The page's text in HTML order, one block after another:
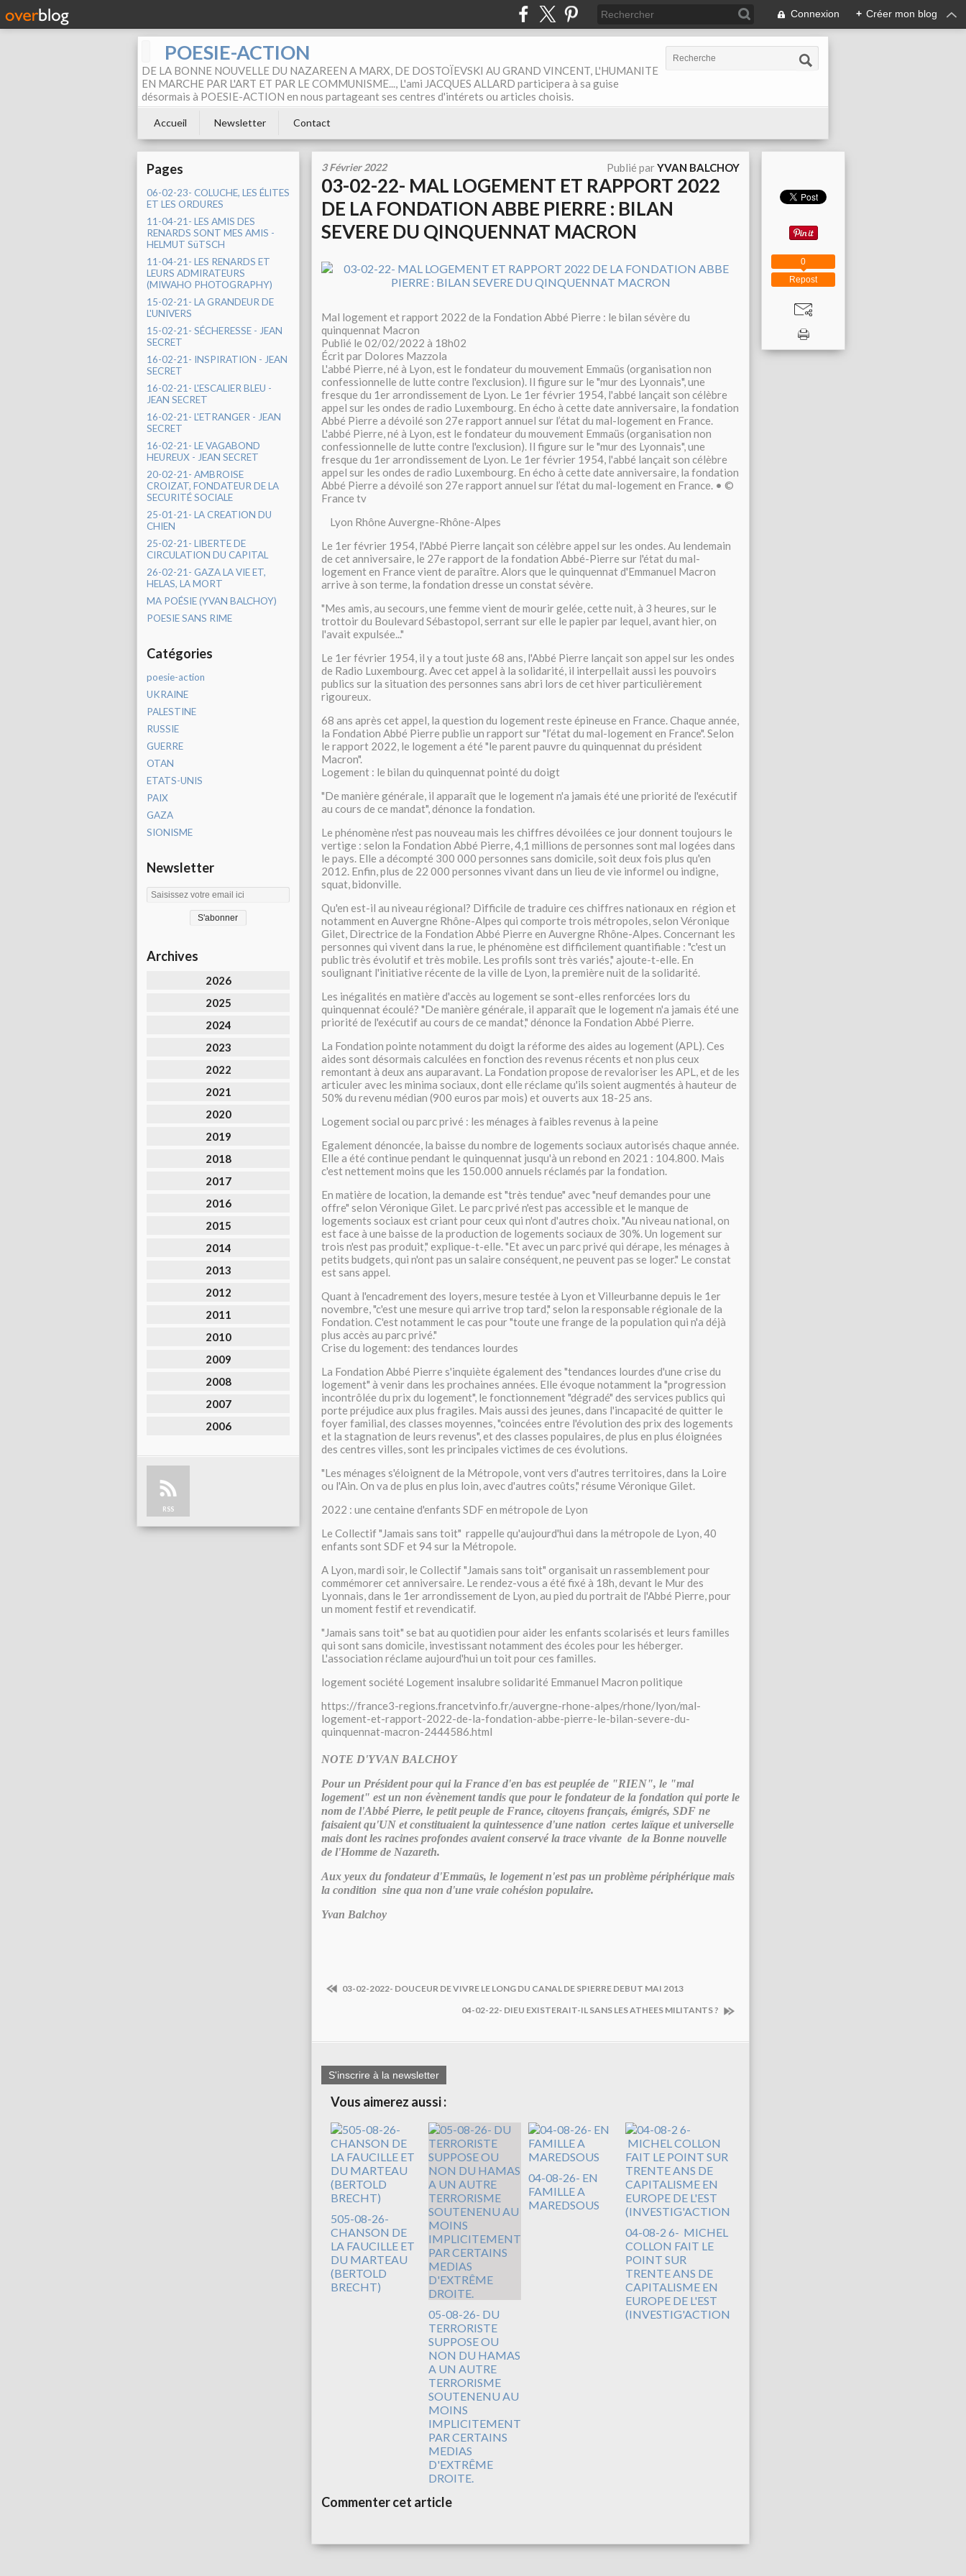
Connexion + Créer mon blog
POESIE-ACTION
DE LA BONNE NOUVELLE DU NAZAREEN A MARX, DE DOSTOÏEVSKI AU GRAND VINCENT, L'HUMANITE
EN MARCHE PAR L'ART ET PAR LE COMMUNISME..., L'ami JACQUES ALLARD participera à sa guise
désormais à POESIE-ACTION en nous partageant ses centres d'intérets ou articles choisis.
Accueil Newsletter Contact
Pages
06-02-23- COLUCHE, LES ÉLITES
ET LES ORDURES
11-04-21- LES AMIS DES
RENARDS SONT MES AMIS -
HELMUT SüTSCH
11-04-21- LES RENARDS ET
LEURS ADMIRATEURS
(MIWAHO PHOTOGRAPHY)
15-02-21- LA GRANDEUR DE
L'UNIVERS
15-02-21- SÉCHERESSE - JEAN
SECRET
16-02-21- INSPIRATION - JEAN
SECRET
16-02-21- L'ESCALIER BLEU -
JEAN SECRET
16-02-21- L'ETRANGER - JEAN
SECRET
16-02-21- LE VAGABOND
HEUREUX - JEAN SECRET
20-02-21- AMBROISE
CROIZAT, FONDATEUR DE LA
SECURITÉ SOCIALE
25-01-21- LA CREATION DU
CHIEN
25-02-21- LIBERTE DE
CIRCULATION DU CAPITAL
26-02-21- GAZA LA VIE ET,
HELAS, LA MORT
MA POÉSIE (YVAN BALCHOY)
POESIE SANS RIME
Catégories
poesie-action
UKRAINE
PALESTINE
RUSSIE
GUERRE
OTAN
ETATS-UNIS
PAIX
GAZA
SIONISME
Newsletter
Archives
2026
2025
2024
2023
2022
2021
2020
2019
2018
2017
2016
2015
2014
2013
2012
2011
2010
2009
2008
2007
2006
RSS
3 Février 2022 Publié parYVAN BALCHOY
03-02-22- MAL LOGEMENT ET RAPPORT 2022
DE LA FONDATION ABBE PIERRE : BILAN
SEVERE DU QINQUENNAT MACRON
Mal logement et rapport 2022 de la Fondation Abbé Pierre : le bilan sévère du
quinquennat Macron
Publié le 02/02/2022 à 18h02
Écrit par Dolores Mazzola
L'abbé Pierre, né à Lyon, est le fondateur du mouvement Emmaüs (organisation non
confessionnelle de lutte contre l'exclusion). Il figure sur le "mur des Lyonnais", une
fresque du 1er arrondissement de Lyon. Le 1er février 1954, l'abbé lançait son célèbre
appel sur les ondes de radio Luxembourg. En écho à cette date anniversaire, la fondation
Abbé Pierre a dévoilé son 27e rapport annuel sur l’état du mal-logement en France.
L'abbé Pierre, né à Lyon, est le fondateur du mouvement Emmaüs (organisation non
confessionnelle de lutte contre l'exclusion). Il figure sur le "mur des Lyonnais", une
fresque du 1er arrondissement de Lyon. Le 1er février 1954, l'abbé lançait son célèbre
appel sur les ondes de radio Luxembourg. En écho à cette date anniversaire, la fondation
Abbé Pierre a dévoilé son 27e rapport annuel sur l’état du mal-logement en France. • ©
France tv
Lyon Rhône Auvergne-Rhône-Alpes
Le 1er février 1954, l'Abbé Pierre lançait son célèbre appel sur les ondes. Au lendemain
de cet anniversaire, le 27e rapport de la fondation Abbé-Pierre sur l'état du mal-
logement en France vient de paraître. Alors que le quinquennat d'Emmanuel Macron
arrive à son terme, la fondation dresse un constat sévère.
"Mes amis, au secours, une femme vient de mourir gelée, cette nuit, à 3 heures, sur le
trottoir du Boulevard Sébastopol, serrant sur elle le papier par lequel, avant hier, on
l'avait expulsée..."
Le 1er février 1954, il y a tout juste 68 ans, l'Abbé Pierre lançait son appel sur les ondes
de Radio Luxembourg. Avec cet appel à la solidarité, il interpellait aussi les pouvoirs
publics sur la situation des personnes sans abri lors de cet hiver particulièrement
rigoureux.
68 ans après cet appel, la question du logement reste épineuse en France. Chaque année,
la Fondation Abbé Pierre publie un rapport sur "l’état du mal-logement en France". Selon
le rapport 2022, le logement a été "le parent pauvre du quinquennat du président
Macron".
Logement : le bilan du quinquennat pointé du doigt
"De manière générale, il apparaît que le logement n'a jamais été une priorité de l'exécutif
au cours de ce mandat", dénonce la fondation.
Le phénomène n'est pas nouveau mais les chiffres dévoilées ce jour donnent toujours le
vertige : selon la Fondation Abbé Pierre, 4,1 millions de personnes sont mal logées dans
le pays. Elle a décompté 300 000 personnes sans domicile, soit deux fois plus qu'en
2012. Enfin, plus de 22 000 personnes vivant dans un lieu de vie informel ou indigne,
squat, bidonville.
Qu'en est-il au niveau régional? Difficile de traduire ces chiffres nationaux en région et
notamment en Auvergne Rhône-Alpes qui comporte trois métropoles, selon Véronique
Gilet, Directrice de la Fondation Abbé Pierre en Auvergne Rhône-Alpes. Concernant les
personnes qui vivent dans la rue, le phénomène est difficilement quantifiable : "c'est un
public très évolutif et très mobile. Les profils sont très variés," ajoute-t-elle. En
soulignant l'initiative récente de la ville de Lyon, la première nuit de la solidarité.
Les inégalités en matière d'accès au logement se sont-elles renforcées lors du
quinquennat écoulé? "De manière générale, il apparaît que le logement n'a jamais été une
priorité de l'exécutif au cours de ce mandat," dénonce la Fondation Abbé Pierre.
La Fondation pointe notamment du doigt la réforme des aides au logement (APL). Ces
aides sont désormais calculées en fonction des revenus récents et non plus ceux
remontant à deux ans auparavant. La Fondation propose de revaloriser les APL, et de les
articuler avec les minima sociaux, dont elle réclame qu'ils soient augmentés à hauteur de
50% du revenu médian (900 euros par mois) et ouverts aux 18-25 ans.
Logement social ou parc privé : les ménages à faibles revenus à la peine
Egalement dénoncée, la baisse du nombre de logements sociaux autorisés chaque année.
Elle a été continue pendant le quinquennat jusqu'à un rebond en 2021 : 104.800. Mais
c'est nettement moins que les 150.000 annuels réclamés par la fondation.
En matière de location, la demande est "très tendue" avec "neuf demandes pour une
offre" selon Véronique Gilet. Le parc privé n'est pas accessible et le manque de
logements sociaux est criant pour ceux qui n'ont d'autres choix. "Au niveau national, on
est face à une baisse de la production de logements sociaux de 30%. Un logement sur
trois n'est pas produit," explique-t-elle. "Et avec un parc privé qui dérape, les ménages à
petits budgets, qui n'ont pas un salaire conséquent, ne peuvent pas se loger." Le constat
est sans appel.
Quant à l'encadrement des loyers, mesure testée à Lyon et Villeurbanne depuis le 1er
novembre, "c'est une mesure qui arrive trop tard," selon la responsable régionale de la
Fondation. C'est notamment le cas pour "toute une frange de la population qui n'a déjà
plus accès au parc privé."
Crise du logement: des tendances lourdes
La Fondation Abbé Pierre s'inquiète également des "tendances lourdes d'une crise du
logement" à venir dans les prochaines années. Elle évoque notamment la "progression
incontrôlée du prix du logement", le fonctionnement "dégradé" des services publics qui
porte préjudice aux plus fragiles. Mais aussi des jeunes, dans l'incapacité de quitter le
foyer familial, des classes moyennes, "coincées entre l'évolution des prix des logements
et la stagnation de leurs revenus", et des classes populaires, de plus en plus éloignées
des centres villes, sont les principales victimes de ces évolutions.
"Les ménages s'éloignent de la Métropole, vont vers d'autres territoires, dans la Loire
ou l'Ain. On va de plus en plus loin, avec d'autres coûts," résume Véronique Gilet.
2022 : une centaine d'enfants SDF en métropole de Lyon
Le Collectif "Jamais sans toit" rappelle qu'aujourd'hui dans la métropole de Lyon, 40
enfants sont SDF et 94 sur la Métropole.
A Lyon, mardi soir, le Collectif "Jamais sans toit" organisait un rassemblement pour
commémorer cet anniversaire. Le rendez-vous a été fixé à 18h, devant le Mur des
Lyonnais, dans le 1er arrondissement de Lyon, au pied du portrait de l'Abbé Pierre, pour
un moment festif et revendicatif.
"Jamais sans toit" se bat au quotidien pour aider les enfants scolarisés et leurs familles
qui sont sans domicile, investissant notamment des écoles pour les héberger.
L'association réclame aujourd'hui un toit pour ces familles.
logement société Logement insalubre solidarité Emmanuel Macron politique
https://france3-regions.francetvinfo.fr/auvergne-rhone-alpes/rhone/lyon/mal-
logement-et-rapport-2022-de-la-fondation-abbe-pierre-le-bilan-severe-du-
quinquennat-macron-2444586.html
NOTE D'YVAN BALCHOY
Pour un Président pour qui la France d'en bas est peuplée de "RIEN", le "mal
logement" est un non évènement tandis que pour le fondateur de la fondation qui porte le
nom de l'Abbé Pierre, le petit peuple de France, citoyens français, émigrés, SDF ne
faisaient qu'UN et constituaient la quintessence d'une nation certes laïque et universelle
mais dont les racines profondes avaient conservé la trace vivante de la Bonne nouvelle
de l'Homme de Nazareth.
Aux yeux du fondateur d'Emmaüs, le logement n'est pas un problème périphérique mais
la condition sine qua non d'une vraie cohésion populaire.
Yvan Balchoy
03-02-2022- DOUCEUR DE VIVRE LE LONG DU CANAL DE SPIERRE DEBUT MAI 2013
04-02-22- DIEU EXISTERAIT-IL SANS LES ATHEES MILITANTS ?
S'inscrire à la newsletter
Vous aimerez aussi :
505-08-26-
CHANSON DE
LA FAUCILLE ET
DU MARTEAU
(BERTOLD
BRECHT)
05-08-26- DU
TERRORISTE
SUPPOSE OU
NON DU HAMAS
A UN AUTRE
TERRORISME
SOUTENENU AU
MOINS
IMPLICITEMENT
PAR CERTAINS
MEDIAS
D'EXTRÊME
DROITE.
04-08-26- EN
FAMILLE A
MAREDSOUS
04-08-2 6- MICHEL
COLLON FAIT LE
POINT SUR
TRENTE ANS DE
CAPITALISME EN
EUROPE DE L'EST
(INVESTIG'ACTION
Commenter cet article
Repost
0